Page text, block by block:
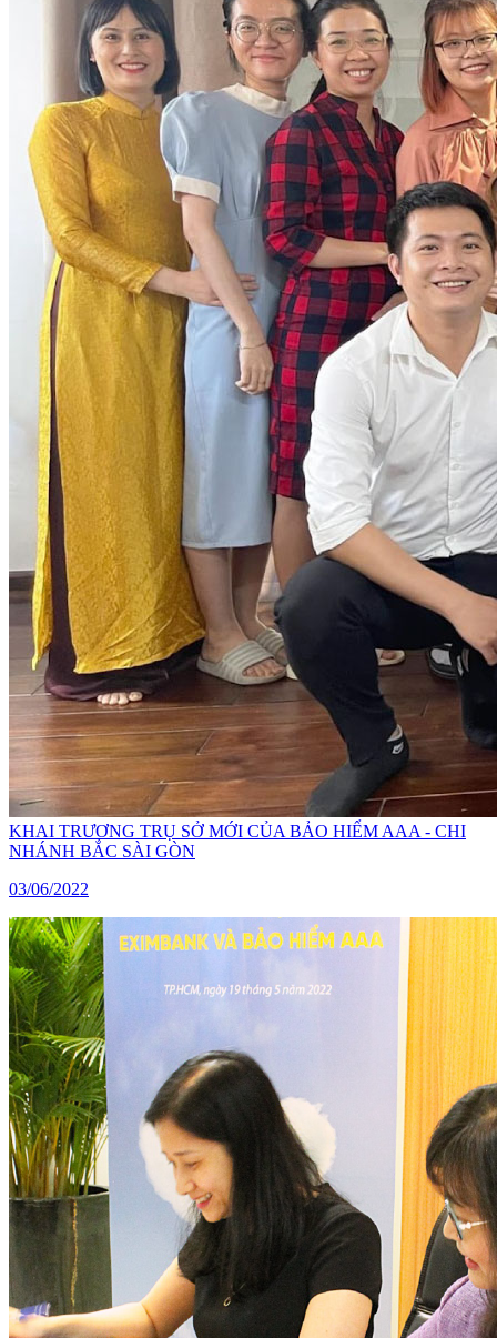
KHAI TRƯƠNG TRỤ SỞ MỚI CỦA BẢO HIỂM AAA - CHI
NHÁNH BẮC SÀI GÒN
03/06/2022